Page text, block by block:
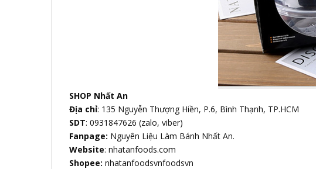
SHOP Nhất An
Địa chỉ: 135 Nguyễn Thượng Hiền, P.6, Bình Thạnh, TP.HCM
SDT: 0931847626 (zalo, viber)
Fanpage: Nguyên Liệu Làm Bánh Nhất An.
Website: nhatanfoods.com
Shopee: nhatanfoodsvnfoodsvn